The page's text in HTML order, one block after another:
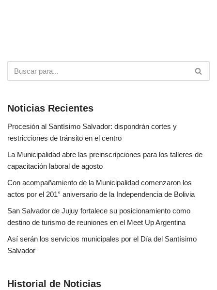
Noticias Recientes
Procesión al Santísimo Salvador: dispondrán cortes y
restricciones de tránsito en el centro
La Municipalidad abre las preinscripciones para los talleres de
capacitación laboral de agosto
Con acompañamiento de la Municipalidad comenzaron los
actos por el 201° aniversario de la Independencia de Bolivia
San Salvador de Jujuy fortalece su posicionamiento como
destino de turismo de reuniones en el Meet Up Argentina
Así serán los servicios municipales por el Día del Santísimo
Salvador
Historial de Noticias